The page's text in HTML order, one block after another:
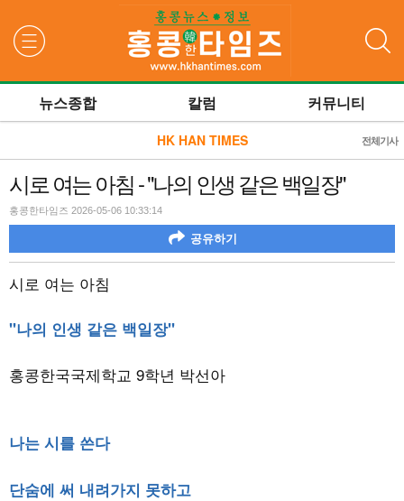
뉴스종합 칼럼 커뮤니티
HK HAN TIMES 전체기사
시로 여는 아침 - "나의 인생 같은 백일장"
홍콩한타임즈 2026-05-06 10:33:14
공유하기
시로 여는 아침
"나의 인생 같은 백일장"
홍콩한국국제학교 9학년 박선아
나는 시를 쓴다
단숨에 써 내려가지 못하고